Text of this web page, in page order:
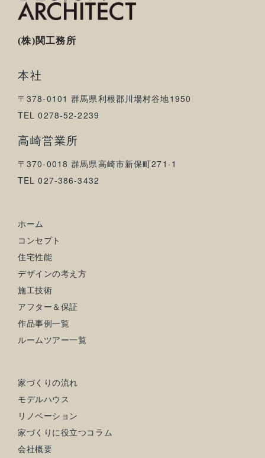
(株)関工務所
本社
〒378-0101 群馬県利根郡川場村谷地1950
TEL 0278-52-2239
高崎営業所
〒370-0018 群馬県高崎市新保町271-1
TEL 027-386-3432
ホーム
コンセプト
住宅性能
デザインの考え方
施工技術
アフター＆保証
作品事例一覧
ルームツアー一覧
家づくりの流れ
モデルハウス
リノベーション
家づくりに役立つコラム
会社概要